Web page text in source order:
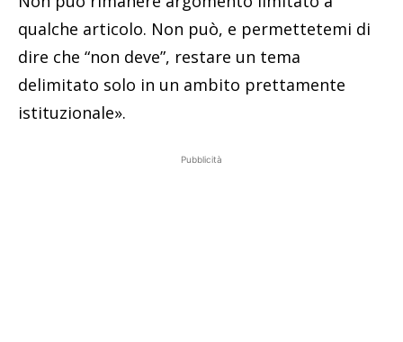
qualche articolo. Non può, e permettetemi di
dire che “non deve”, restare un tema
delimitato solo in un ambito prettamente
istituzionale».
Pubblicità